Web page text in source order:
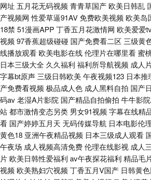
网址 五月花无码视频 青青草国产 欧美日韩乱
产视频网 性爱草逼91AV免费欧美视频 欧美岛
18禁 51漫画APP丁香五月花激情网 欧美爱爱
视频 97香蕉超级碰碰 国产免费看二区 三级黄
线播放观看 欧美电影在线伦理片在哪里看蜜
日本三级大全 久久福利 福利所导航视频 成人
字幕bt原声 三级日韩欧美午夜视频123 日本推
产免费看视频 极品成人色 成人黑料自拍 国产
码av老湿A片影院 国产精品自拍偷拍 牛牛影
站都市激情变态另类 男女91视频 字幕在线精
看 国产婷婷五月天 无码传媒导航 日本电影伦
黄色18 亚洲午夜精品视频 日本三级成人观看
午夜场 成人视频高清免费伦理在线影视 成人
片 欧美日韩性爱福利 av午夜探花福利 精品毛
视频 欧美熟妇穴视频 丁香五月V国产 日韩黄